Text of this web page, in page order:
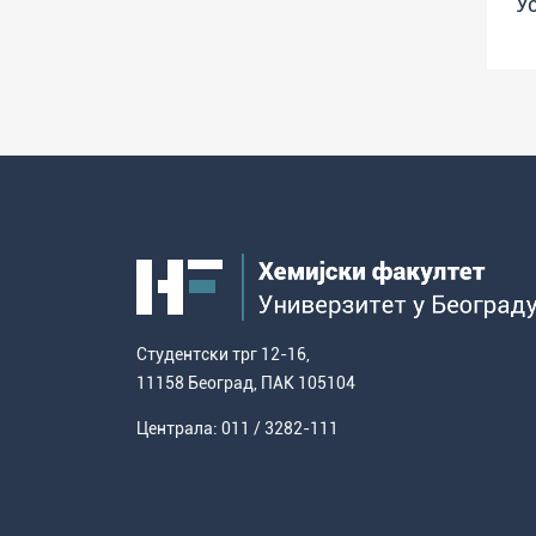
Студентски трг 12-16,
11158 Београд, ПАК 105104
Централа: 011 / 3282-111